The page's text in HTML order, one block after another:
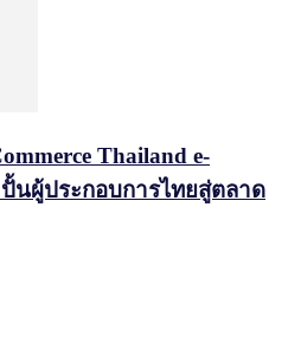
Thailand e-
ปั้นผู้ประกอบการไทยสู่ตลาด